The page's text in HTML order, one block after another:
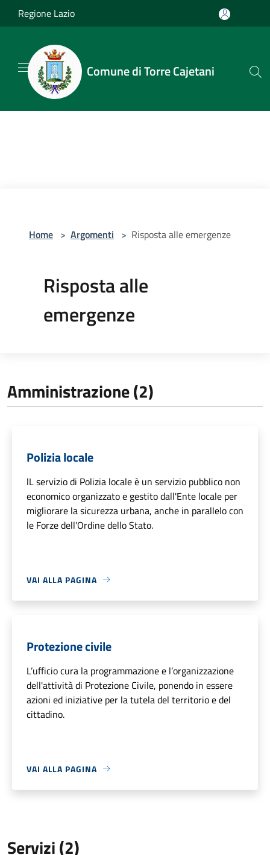
Salta al contenuto principale
Regione Lazio
Comune di Torre Cajetani
Home > Argomenti > Risposta alle emergenze
Risposta alle
emergenze
Amministrazione (2)
Polizia locale
lL servizio di Polizia locale è un servizio pubblico non
economico organizzato e gestito dall'Ente locale per
migliorare la sicurezza urbana, anche in parallelo con
le Forze dell’Ordine dello Stato.
VAI ALLA PAGINA
Protezione civile
L’ufficio cura la programmazione e l’organizzazione
dell'attività di Protezione Civile, ponendo in essere
azioni ed iniziative per la tutela del territorio e del
cittadino.
VAI ALLA PAGINA
Servizi (2)